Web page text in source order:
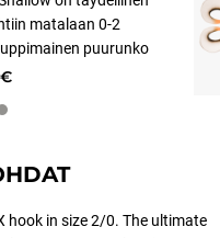
matalaan 0-2
puurunko
eli peurankarva
vesimassan, mikä
uitolla ja
Kestävä
hook in size 2/0. The ultimate